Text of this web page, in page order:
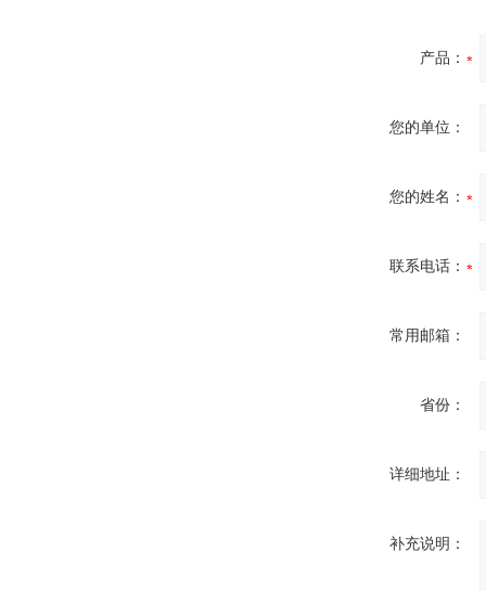
产品：
您的单位：
您的姓名：
联系电话：
常用邮箱：
省份：
详细地址：
补充说明：